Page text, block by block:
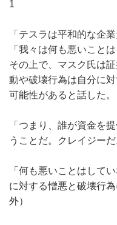
1
「テスラは平和的な企業
「我々は何も悪いこと
その上で、マスク氏は
動や破壊行為は自分に
可能性があると話した。
「つまり、誰が資金を
うことだ。クレイジー
「何も悪いことはして
に対する憎悪と破壊行
外）